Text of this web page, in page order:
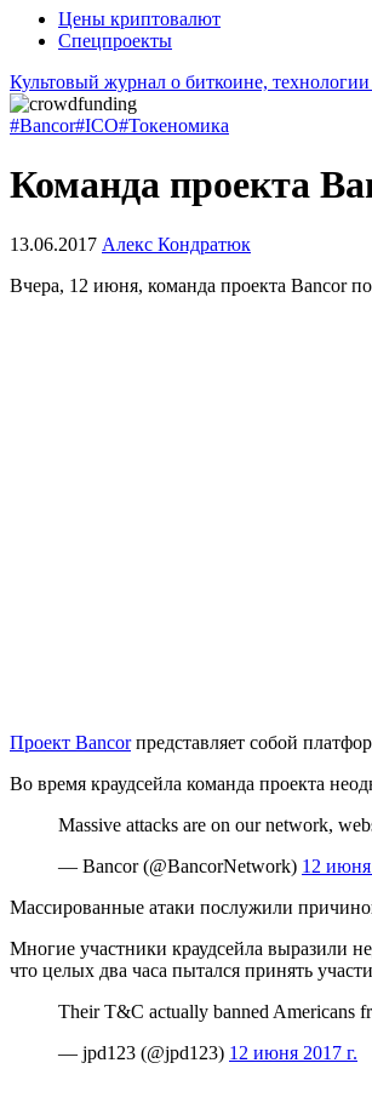
Цены криптовалют
Спецпроекты
Культовый журнал о биткоине,
#Bancor#ICO#Токеномика
Команда проекта
13.06.2017 Алекс Кондратюк
Вчера, 12 июня, команда проекта Bancor
Проект Bancorпредставляет собой
Во время краудсейла команда проекта
Massive attacks are on our network,
— Bancor (@BancorNetwork) 12 июня
Массированные атаки послужили
Многие участники краудсейла выразили
что целых два часа пытался принять
Their T&C actually banned Americans
— jpd123 (@jpd123) 12 июня 2017 г.